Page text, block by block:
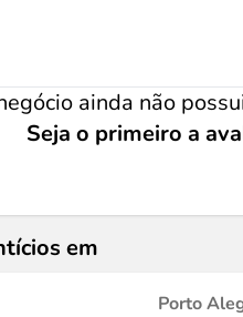
ainda não
Seja o primeiro a
em
Porto